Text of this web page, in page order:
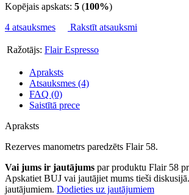
Kopējais apskats: 5 (100%)
4 atsauksmes
Rakstīt atsauksmi
Ražotājs: Flair Espresso
Apraksts
Atsauksmes (4)
FAQ (0)
Saistītā prece
Apraksts
Rezerves manometrs paredzēts Flair 58.
Vai jums ir jautājums par produktu Flair 58
Apskatiet BUJ vai jautājiet mums tieši
jautājumiem. Dodieties uz jautājumiem